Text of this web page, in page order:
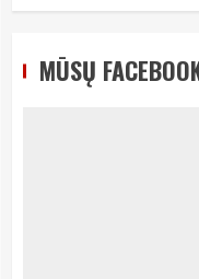
MŪSŲ